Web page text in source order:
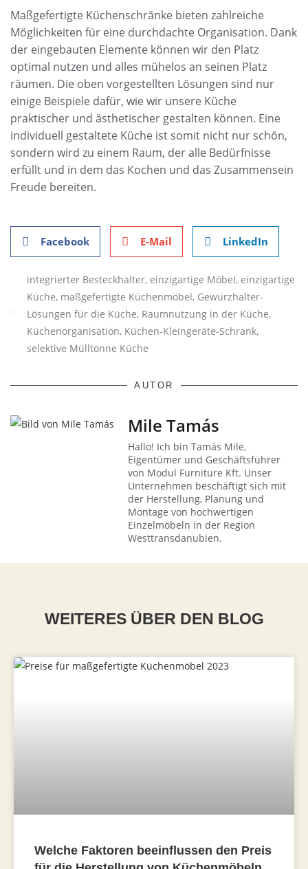
Maßgefertigte Küchenschränke bieten zahlreiche
Möglichkeiten für eine durchdachte Organisation. Dank
der eingebauten Elemente können wir den Platz
optimal nutzen und alles mühelos an seinen Platz
räumen. Die oben vorgestellten Lösungen sind nur
einige Beispiele dafür, wie wir unsere Küche
praktischer und ästhetischer gestalten können. Eine
individuell gestaltete Küche ist somit nicht nur schön,
sondern wird zu einem Raum, der alle Bedürfnisse
erfüllt und in dem das Kochen und das Zusammensein
Freude bereiten.
Facebook E-Mail LinkedIn
integrierter Besteckhalter, einzigartige Möbel, einzigartige
Küche, maßgefertigte Küchenmöbel, Gewürzhalter-
Lösungen für die Küche, Raumnutzung in der Küche,
Küchenorganisation, Küchen-Kleingeräte-Schrank,
selektive Mülltonne Küche
AUTOR
Mile Tamás
Hallo! Ich bin Tamás Mile,
Eigentümer und Geschäftsführer
von Modul Furniture Kft. Unser
Unternehmen beschäftigt sich mit
der Herstellung, Planung und
Montage von hochwertigen
Einzelmöbeln in der Region
Westtransdanubien.
WEITERES ÜBER DEN BLOG
Welche Faktoren beeinflussen den Preis